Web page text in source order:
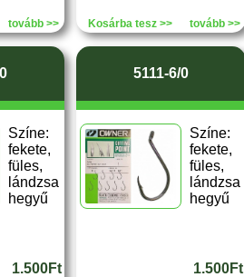
tovább >> Kosárba tesz >> tovább >>
Színe:
fekete,
füles,
lándzsa
hegyű
1.500Ft
5111-6/0
Színe:
fekete,
füles,
lándzsa
hegyű
1.500Ft